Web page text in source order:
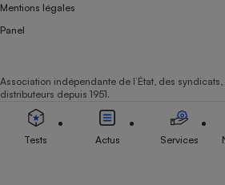
Mentions légales
Panel
Association indépendante de l’État, des
distributeurs depuis 1951.
Tests Actus Services